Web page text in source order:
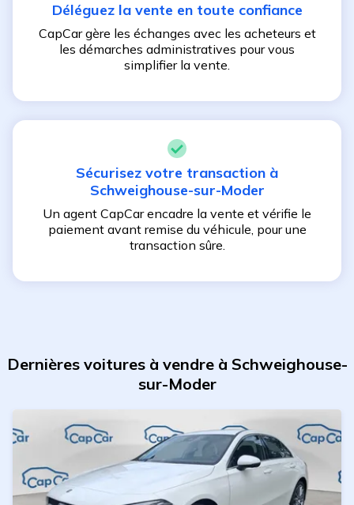
Déléguez la vente en toute confiance
CapCar gère les échanges avec les acheteurs et
les démarches administratives pour vous
simplifier la vente.
Sécurisez votre transaction à
Schweighouse-sur-Moder
Un agent CapCar encadre la vente et vérifie le
paiement avant remise du véhicule, pour une
transaction sûre.
Dernières voitures à vendre à Schweighouse-
sur-Moder